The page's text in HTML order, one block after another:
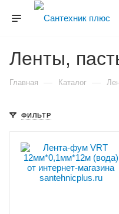
Ленты,
Главная — Каталог —
ФИЛЬТР